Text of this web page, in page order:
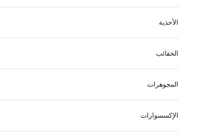
الأحذية
الحقائب
المجوهرات
الإكسسوارات